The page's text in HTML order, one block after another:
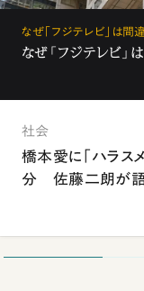
なぜ「フジテレビ」は間
なぜ「フジテレビ」
社会
橋本愛に「ハラス
分 佐藤二朗が語